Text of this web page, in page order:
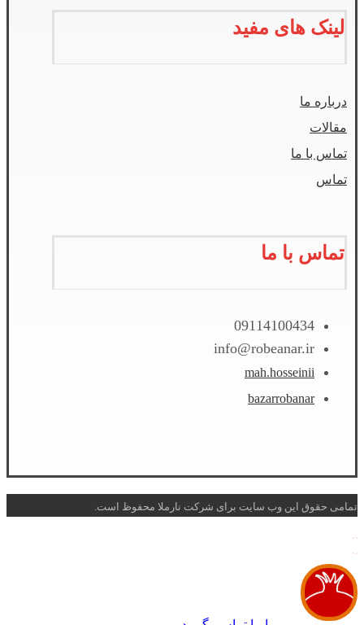
لینک های مفید
درباره ما
مقالات
تماس با ما
تماس
تماس با ما
09114100434
info@robeanar.ir
mah.hosseinii
bazarrobanar
تمامی حقوق این وب سایت برای شرکت نارملا محفوظ است.